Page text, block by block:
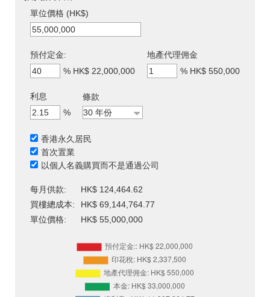
單位價格 (HK$)
預付定金:
% HK$ 22,000,000
地產代理佣金
% HK$ 550,000
利息
%
條款
香港永久居民
首次置業
以個人名義購買而不是通過公司
每月供款:
HK$ 124,464.62
買樓總成本:
HK$ 69,144,764.77
單位價格:
HK$ 55,000,000